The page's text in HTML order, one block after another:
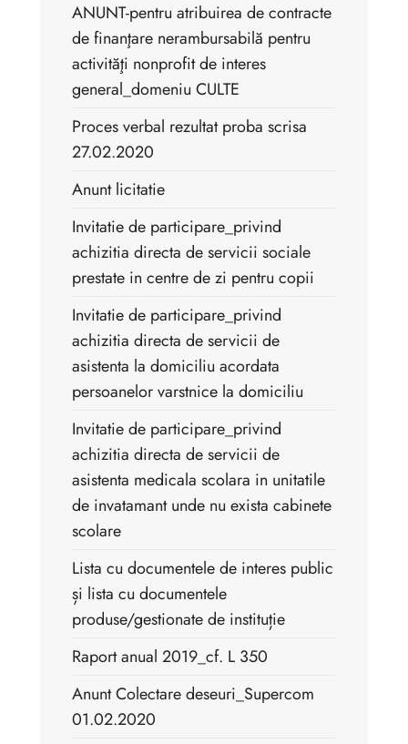
ANUNT-pentru atribuirea de contracte
de finanţare nerambursabilă pentru
activităţi nonprofit de interes
general_domeniu CULTE
Proces verbal rezultat proba scrisa
27.02.2020
Anunt licitatie
Invitatie de participare_privind
achizitia directa de servicii sociale
prestate in centre de zi pentru copii
Invitatie de participare_privind
achizitia directa de servicii de
asistenta la domiciliu acordata
persoanelor varstnice la domiciliu
Invitatie de participare_privind
achizitia directa de servicii de
asistenta medicala scolara in unitatile
de invatamant unde nu exista cabinete
scolare
Lista cu documentele de interes public
și lista cu documentele
produse/gestionate de instituție
Raport anual 2019_cf. L 350
Anunt Colectare deseuri_Supercom
01.02.2020